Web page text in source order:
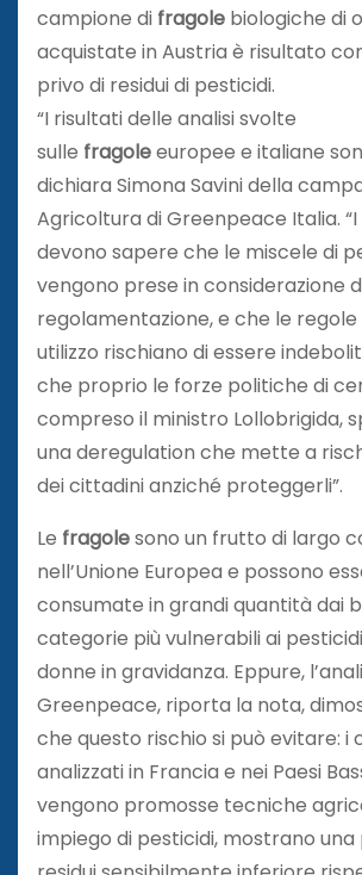
campione di fragole biologiche di
acquistate in Austria è risultato
privo di residui di pesticidi.
“I risultati delle analisi svolte
sulle fragoleeuropee e italiane
dichiara Simona Savini della
Agricoltura di Greenpeace Italia.
devono sapere che le miscele di
vengono prese in considerazione
regolamentazione, e che le
utilizzo rischiano di essere
che proprio le forze politiche di
compreso il ministro Lollobrigida,
una deregulation che mette a
dei cittadini anziché proteggerli”.
Le fragolesono un frutto di largo
nell’Unione Europea e possono
consumate in grandi quantità dai
categorie più vulnerabili ai
donne in gravidanza. Eppure,
Greenpeace, riporta la nota,
che questo rischio si può evitare: i
analizzati in Francia e nei Paesi
vengono promosse tecniche
impiego di pesticidi, mostrano una